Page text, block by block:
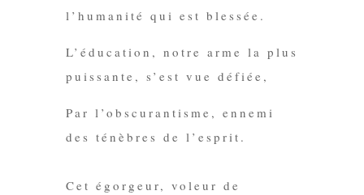
l’humanité qui est blessée.
L’éducation, notre arme la plus
puissante, s’est vue défiée,
Par l’obscurantisme, ennemi
des ténèbres de l’esprit.
Cet égorgeur, voleur de